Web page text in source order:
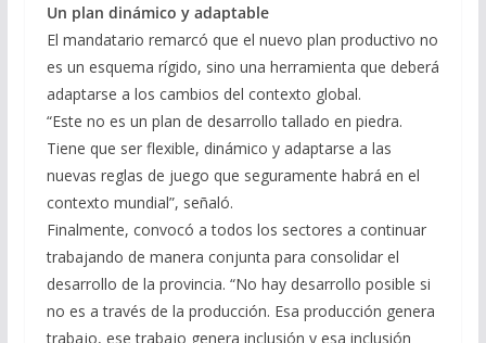
Un plan dinámico y adaptable
El mandatario remarcó que el nuevo plan productivo no
es un esquema rígido, sino una herramienta que deberá
adaptarse a los cambios del contexto global.
“Este no es un plan de desarrollo tallado en piedra.
Tiene que ser flexible, dinámico y adaptarse a las
nuevas reglas de juego que seguramente habrá en el
contexto mundial”, señaló.
Finalmente, convocó a todos los sectores a continuar
trabajando de manera conjunta para consolidar el
desarrollo de la provincia. “No hay desarrollo posible si
no es a través de la producción. Esa producción genera
trabajo, ese trabajo genera inclusión y esa inclusión